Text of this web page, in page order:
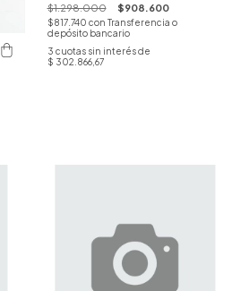
$1.298.000 $908.600
$817.740 con Transferencia o
depósito bancario
3 cuotas sin interés de
$ 302.866,67